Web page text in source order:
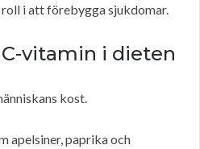
i att förebygga sjukdomar.
vitamin i dieten
kost.
apelsiner, paprika och